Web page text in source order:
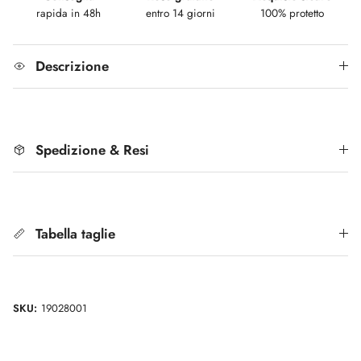
rapida in 48h
entro 14 giorni
100% protetto
Descrizione
Spedizione & Resi
Tabella taglie
SKU: 19028001